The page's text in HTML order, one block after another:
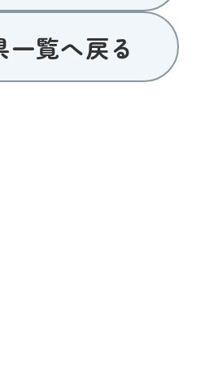
一覧へ戻る